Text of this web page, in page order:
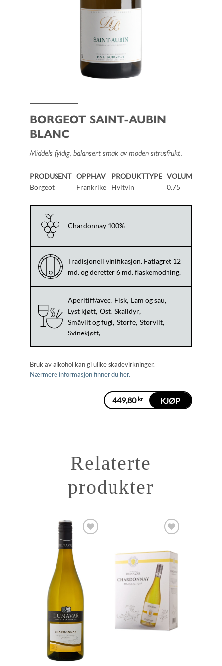
BORGEOT SAINT-AUBIN
BLANC
Middels fyldig, balansert smak av moden sitrusfrukt.
PRODUSENT
Borgeot
OPPHAV
Frankrike
PRODUKTTYPE
Hvitvin
VOLUM
0.75
Chardonnay 100%
Tradisjonell vinifikasjon. Fatlagret 12
md. og deretter 6 md. flaskemodning.
Aperitiff/avec Fisk Lam og sau
Lyst kjøtt Ost Skalldyr
Småvilt og fugl Storfe Storvilt
Svinekjøtt
Bruk av alkohol kan gi ulike skadevirkninger.
Nærmere informasjon finner du her.
449,80 kr KJØP
Relaterte
produkter